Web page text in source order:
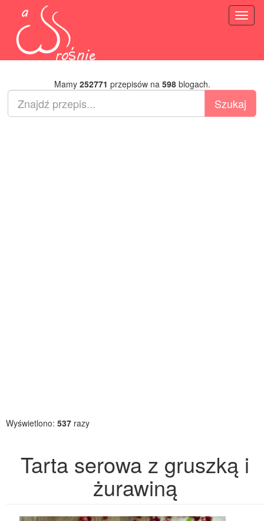
Mamy 252771 przepisów na 598blogach.
Wyświetlono: 537 razy
Tarta serowa z gruszką i
żurawiną